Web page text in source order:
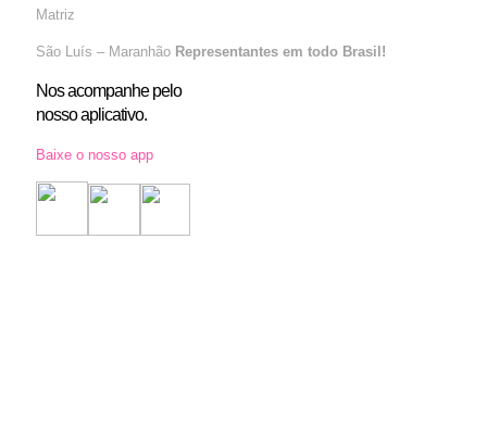
Matriz
São Luís – Maranhão Representantes em todo Brasil!
Nos acompanhe pelo
nosso aplicativo.
Baixe o nosso app